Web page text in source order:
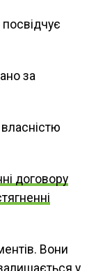
за
договору
Вони